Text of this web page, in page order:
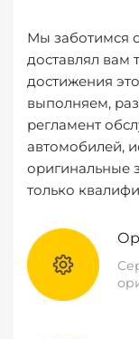
Мы заботимся
доставлял вам
достижения
выполняем,
регламент
автомобилей,
оригинальные
только